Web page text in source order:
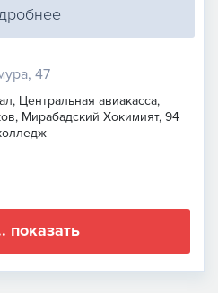
47
Центральная авиакасса,
Мирабадский Хокимият, 94
показать